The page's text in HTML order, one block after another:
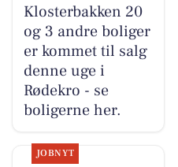
Klosterbakken 20
og 3 andre boliger
er kommet til salg
denne uge i
Rødekro - se
boligerne her.
JOBNYT